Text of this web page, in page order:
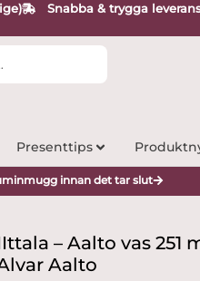
Snabba & trygga
Presenttips
innan det tar slut
– Aalto vas 251
Aalto